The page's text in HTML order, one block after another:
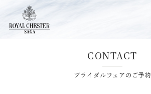
CONTACT
ブライダルフェアのご予約